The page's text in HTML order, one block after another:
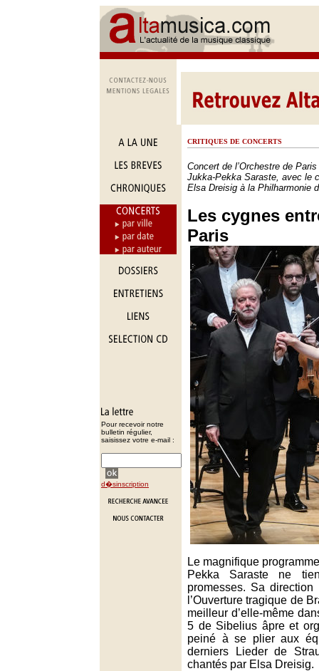
Pour recevoir notre
bulletin régulier,
saisissez votre e-mail :
d�sinscription
CRITIQUES DE CONCERTS
Concert de l’Orchestre de
Jukka-Pekka Saraste, avec le
Elsa Dreisig à la Philharmonie
Les cygnes
Paris
Le magnifique
Pekka Saraste ne
promesses. Sa
l’Ouverture tragique de
meilleur d’elle-même
5 de Sibelius âpre et
peiné à se plier aux
derniers Lieder de
chantés par Elsa Dreisig.